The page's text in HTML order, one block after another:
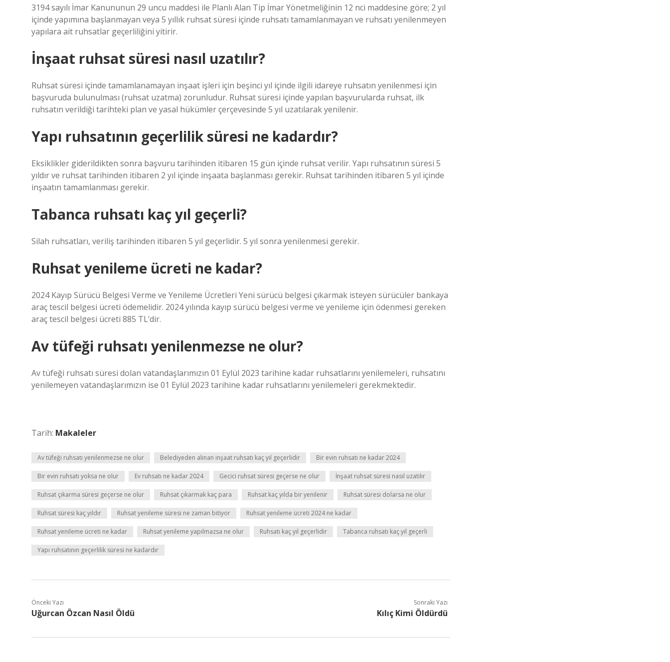
3194 sayılı İmar Kanununun 29 uncu maddesi ile Planlı Alan Tip İmar Yönetmeliğinin 12 nci maddesine göre; 2 yıl
içinde yapımına başlanmayan veya 5 yıllık ruhsat süresi içinde ruhsatı tamamlanmayan ve ruhsatı yenilenmeyen
yapılara ait ruhsatlar geçerliliğini yitirir.
İnşaat ruhsat süresi nasıl uzatılır?
Ruhsat süresi içinde tamamlanamayan inşaat işleri için beşinci yıl içinde ilgili idareye ruhsatın yenilenmesi için
başvuruda bulunulması (ruhsat uzatma) zorunludur. Ruhsat süresi içinde yapılan başvurularda ruhsat, ilk
ruhsatın verildiği tarihteki plan ve yasal hükümler çerçevesinde 5 yıl uzatılarak yenilenir.
Yapı ruhsatının geçerlilik süresi ne kadardır?
Eksiklikler giderildikten sonra başvuru tarihinden itibaren 15 gün içinde ruhsat verilir. Yapı ruhsatının süresi 5
yıldır ve ruhsat tarihinden itibaren 2 yıl içinde inşaata başlanması gerekir. Ruhsat tarihinden itibaren 5 yıl içinde
inşaatın tamamlanması gerekir.
Tabanca ruhsatı kaç yıl geçerli?
Silah ruhsatları, veriliş tarihinden itibaren 5 yıl geçerlidir. 5 yıl sonra yenilenmesi gerekir.
Ruhsat yenileme ücreti ne kadar?
2024 Kayıp Sürücü Belgesi Verme ve Yenileme Ücretleri Yeni sürücü belgesi çıkarmak isteyen sürücüler bankaya
araç tescil belgesi ücreti ödemelidir. 2024 yılında kayıp sürücü belgesi verme ve yenileme için ödenmesi gereken
araç tescil belgesi ücreti 885 TL’dir.
Av tüfeği ruhsatı yenilenmezse ne olur?
Av tüfeği ruhsatı süresi dolan vatandaşlarımızın 01 Eylül 2023 tarihine kadar ruhsatlarını yenilemeleri, ruhsatını
yenilemeyen vatandaşlarımızın ise 01 Eylül 2023 tarihine kadar ruhsatlarını yenilemeleri gerekmektedir.
Tarih: Makaleler
Av tüfeği ruhsatı yenilenmezse ne olur Belediyeden alınan inşaat ruhsatı kaç yıl geçerlidir Bir evin ruhsatı ne kadar 2024
Bir evin ruhsatı yoksa ne olur Ev ruhsatı ne kadar 2024 Gecici ruhsat süresi geçerse ne olur İnşaat ruhsat süresi nasıl uzatılır
Ruhsat çıkarma süresi geçerse ne olur Ruhsat çıkarmak kaç para Ruhsat kaç yılda bir yenilenir Ruhsat süresi dolarsa ne olur
Ruhsat süresi kaç yıldır Ruhsat yenileme süresi ne zaman bitiyor Ruhsat yenileme ücreti 2024 ne kadar
Ruhsat yenileme ücreti ne kadar Ruhsat yenileme yapılmazsa ne olur Ruhsatı kaç yıl geçerlidir Tabanca ruhsatı kaç yıl geçerli
Yapı ruhsatının geçerlilik süresi ne kadardır
Önceki Yazı
Uğurcan Özcan Nasıl Öldü
Sonraki Yazı
Kılıç Kimi Öldürdü